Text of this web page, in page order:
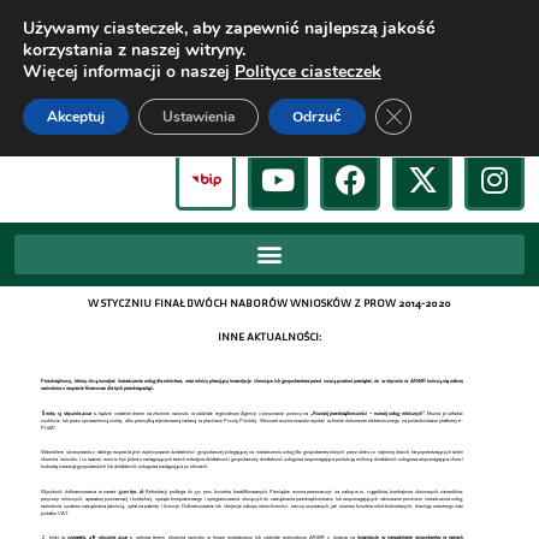
W STYCZNIU FINAŁ DWÓCH NABORÓW WNIOSKÓW Z PROW 2014-2020
INNE AKTUALNOŚCI:
Przedsiębiorcy, którzy chcą rozwijać świadczenie usług dla rolnictwa, oraz rolnicy planujący inwestycje chroniące ich gospodarstwa przed suszą powinni pamiętać, że w styczniu w ARiMR kończą się nabory
wniosków o wsparcie finansowe dla tych przedsięwzięć.
Środa, 13 stycznia 2021 r., będzie ostatnim dniem na złożenie wniosku w oddziale regionalnym Agencji o przyznanie pomocy na „Rozwój przedsiębiorczości – rozwój usług rolniczych”. Można je składać
osobiście lub przez upoważnioną osobę, albo przesyłką rejestrowaną nadaną w placówce Poczty Polskiej. Wniosek można również wysłać w formie dokumentu elektronicznego za pośrednictwem platformy e-
PUAP.
Warunkiem skorzystania z takiego wsparcia jest wykonywanie działalności gospodarczej polegającej na świadczeniu usług dla gospodarstw rolnych przez okres co najmniej dwóch lat poprzedzających dzień
złożenia wniosku. I co ważne, musi to być jedna z następujących trzech rodzajów działalności gospodarczej: działalność usługowa wspomagająca produkcję roślinną; działalność usługowa wspomagająca chów i
hodowlę zwierząt gospodarskich lub działalność usługowa następująca po zbiorach.
Wysokość dofinansowania to nawet 500 tys. zł. Refundacji podlega do 50 proc. kosztów kwalifikowanych. Pieniądze można przeznaczyć na zakup m.in. ciągników, kombajnów zbożowych, siewników,
przyczep rolniczych, aparatury pomiarowej i kontrolnej, sprzętu komputerowego i oprogramowania służących do zarządzania przedsiębiorstwem lub wspomagających sterowanie procesem świadczenia usług,
wdrożenia systemu zarządzania jakością, opłat za patenty i licencje. Dofinansowanie nie obejmuje zakupu nieruchomości, rzeczy używanych, jak również kosztów robót budowlanych, leasingu zwrotnego oraz
podatku VAT.
Z kolei w czwartek, 28 stycznia 2021 r., upływa termin złożenia wniosku w biurze powiatowym lub oddziale regionalnym ARiMR o dotację nainwestycje w nawadnianie gospodarstww ramach
Używamy ciasteczek, aby zapewnić najlepszą jakość
korzystania z naszej witryny.
Więcej informacji o naszej Polityce ciasteczek
Akceptuj Odrzuć
Ustawienia Zamknij panel